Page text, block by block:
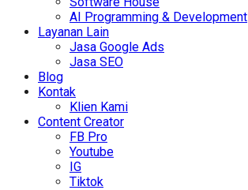
AI Programming & Development
Layanan Lain
Jasa Google Ads
Jasa SEO
Blog
Kontak
Klien Kami
Content Creator
FB Pro
Youtube
IG
Tiktok